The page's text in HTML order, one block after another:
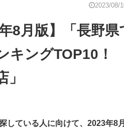
2023/08/
年8月版】「長野
キングTOP10！
」
している人に向けて、2023年8